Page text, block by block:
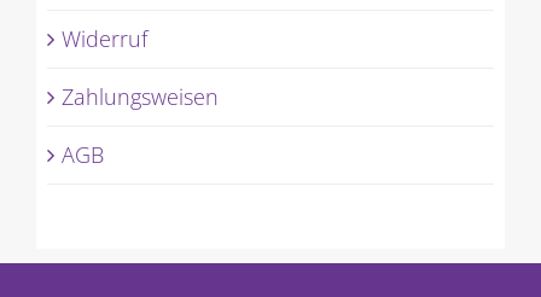
Widerruf
Zahlungsweisen
AGB